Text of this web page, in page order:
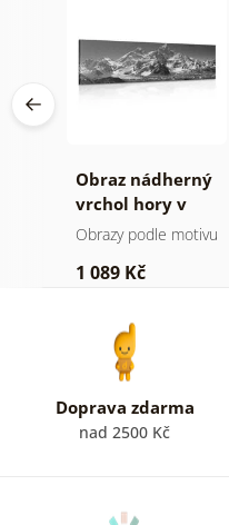
Obraz nádherný
vrchol hory v
černobílém
Obrazy podle motivu
1 089 Kč
Doprava zdarma
nad 2500 Kč